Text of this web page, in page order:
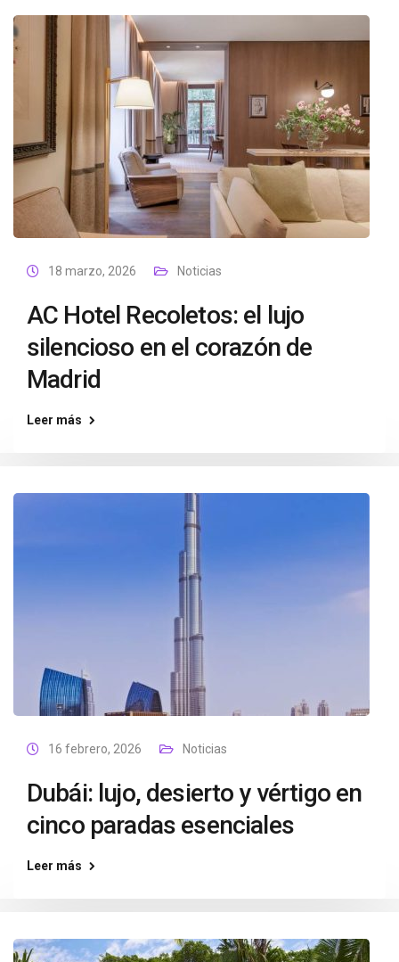
18 marzo, 2026 Noticias
AC Hotel Recoletos: el lujo
silencioso en el corazón de
Madrid
Leer más
16 febrero, 2026 Noticias
Dubái: lujo, desierto y vértigo en
cinco paradas esenciales
Leer más